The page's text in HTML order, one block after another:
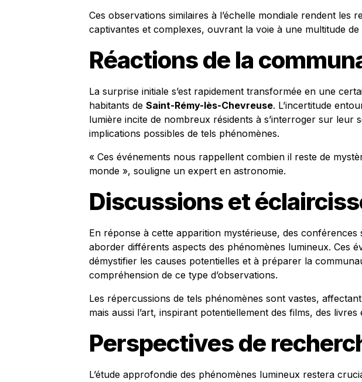
Ces observations similaires à l’échelle mondiale rendent les
captivantes et complexes, ouvrant la voie à une multitude
Réactions de la
La surprise initiale s’est rapidement transformée en une
habitants de Saint-Rémy-lès-Chevreuse. L’incertitude
lumière incite de nombreux résidents à s’interroger sur leur
implications possibles de tels phénomènes.
« Ces événements nous rappellent combien il reste de
monde », souligne un expert en astronomie.
Discussions et
En réponse à cette apparition mystérieuse, des
aborder différents aspects des phénomènes lumineux. Ces
démystifier les causes potentielles et à préparer la
compréhension de ce type d’observations.
Les répercussions de tels phénomènes sont vastes,
mais aussi l’art, inspirant potentiellement des films, des livres
Perspectives de
L’étude approfondie des phénomènes lumineux restera